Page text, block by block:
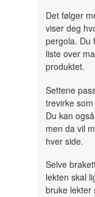
Det følger
viser deg
pergola. Du
liste over
produktet.
Settene
trevirke
Du kan
men da vil
hver side.
Selve
lekten skal
bruke lekter